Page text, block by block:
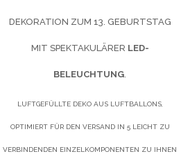
DEKORATION ZUM 13. GEBURTSTAG
MIT SPEKTAKULÄRER LED-
BELEUCHTUNG
LUFTGEFÜLLTE DEKO AUS LUFTBALLONS,
OPTIMIERT FÜR DEN VERSAND IN 5 LEICHT ZU
VERBINDENDEN EINZELKOMPONENTEN ZU IHNEN